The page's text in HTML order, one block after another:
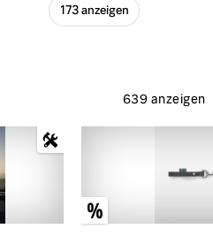
173 anzeigen
639 anzeigen